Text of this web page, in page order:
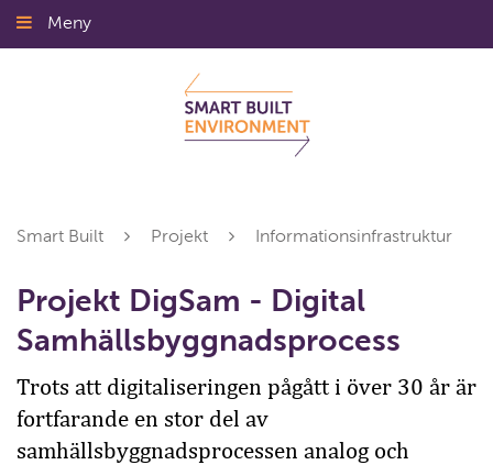
Gå
till
Meny
Smart Built Projekt Informationsinfrastruktur
Projekt DigSam - Digital
Samhällsbyggnadsprocess
Trots att digitaliseringen pågått i över 30 år är
fortfarande en stor del av
samhällsbyggnadsprocessen analog och